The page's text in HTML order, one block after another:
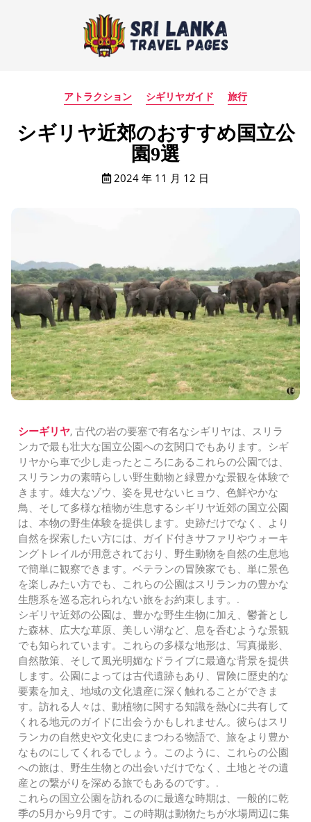
アトラクション シギリヤガイド 旅行
シギリヤ近郊のおすすめ国立公
園9選
2024 年 11 月 12 日
シーギリヤ, 古代の岩の要塞で有名なシギリヤは、スリラ
ンカで最も壮大な国立公園への玄関口でもあります。シギ
リヤから車で少し走ったところにあるこれらの公園では、
スリランカの素晴らしい野生動物と緑豊かな景観を体験で
きます。雄大なゾウ、姿を見せないヒョウ、色鮮やかな
鳥、そして多様な植物が生息するシギリヤ近郊の国立公園
は、本物の野生体験を提供します。史跡だけでなく、より
自然を探索したい方には、ガイド付きサファリやウォーキ
ングトレイルが用意されており、野生動物を自然の生息地
で簡単に観察できます。ベテランの冒険家でも、単に景色
を楽しみたい方でも、これらの公園はスリランカの豊かな
生態系を巡る忘れられない旅をお約束します。.
シギリヤ近郊の公園は、豊かな野生生物に加え、鬱蒼とし
た森林、広大な草原、美しい湖など、息を呑むような景観
でも知られています。これらの多様な地形は、写真撮影、
自然散策、そして風光明媚なドライブに最適な背景を提供
します。公園によっては古代遺跡もあり、冒険に歴史的な
要素を加え、地域の文化遺産に深く触れることができま
す。訪れる人々は、動植物に関する知識を熱心に共有して
くれる地元のガイドに出会うかもしれません。彼らはスリ
ランカの自然史や文化史にまつわる物語で、旅をより豊か
なものにしてくれるでしょう。このように、これらの公園
への旅は、野生生物との出会いだけでなく、土地とその遺
産との繋がりを深める旅でもあるのです。.
これらの国立公園を訪れるのに最適な時期は、一般的に乾
季の5月から9月です。この時期は動物たちが水場周辺に集